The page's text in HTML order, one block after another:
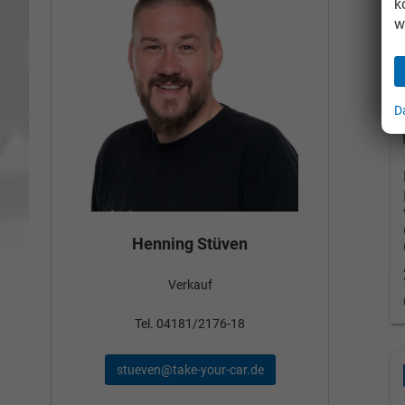
Henning Stüven
Verkauf
Tel. 04181/2176-18
stueven@take-your-car.de